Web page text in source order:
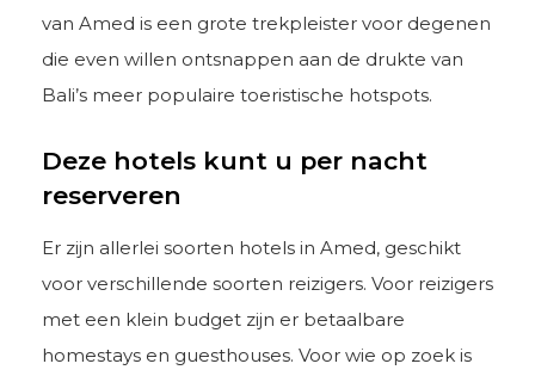
van Amed is een grote trekpleister voor degenen
die even willen ontsnappen aan de drukte van
Bali’s meer populaire toeristische hotspots.
Deze hotels kunt u per nacht
reserveren
Er zijn allerlei soorten hotels in Amed, geschikt
voor verschillende soorten reizigers. Voor reizigers
met een klein budget zijn er betaalbare
homestays en guesthouses. Voor wie op zoek is